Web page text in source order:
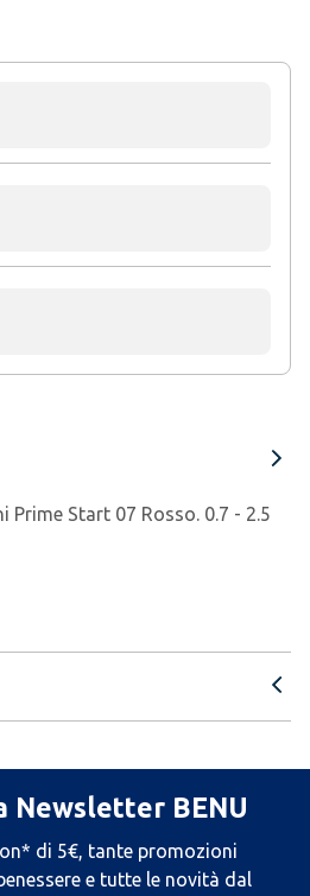
Prime Start 07 Rosso. 0.7 - 2.5
Newsletter BENU
di 5€, tante promozioni
e tutte le novità dal